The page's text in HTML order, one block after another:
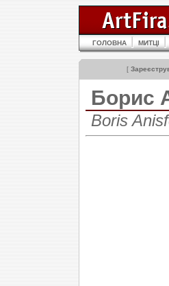
ГОЛОВНА МИТЦІ
[
Борис
Boris